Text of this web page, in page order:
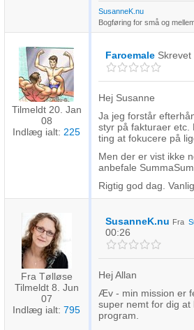
SusanneK.nu
Bogføring for små og
Tilmeldt 20. Jan
08
Indlæg ialt: 225
Faroemale Skrevet
Hej Susanne
Ja jeg forstår
styr på fakturaer etc.
ting at fokucere på
Men der er vist ikke
anbefale
Rigtig god dag.
Fra Tølløse
Tilmeldt 8. Jun
07
Indlæg ialt: 795
SusanneK.nu Fra
00:26
Hej Allan
Æv - min mission er
super nemt for dig
program.